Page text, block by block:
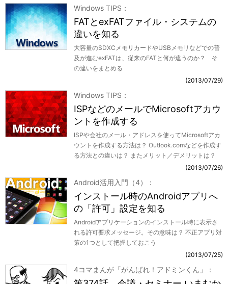
Windows TIPS
FATとexFATファイル・システムの
違いを知る
大容量のSDXCメモリカードやUSBメモリなどでの普
及が進むexFATは、従来のFATと何が違うのか？ そ
の違いをまとめる
2013/07/29
Windows TIPS
ISPなどのメールでMicrosoftアカウ
ントを作成する
ISPや会社のメール・アドレスを使ってMicrosoftアカ
ウントを作成する方法は？ Outlook.comなどを作成す
る方法との違いは？ またメリット／デメリットは？
2013/07/26
Android活用入門（4）
インストール時のAndroidアプリへ
の「許可」設定を知る
Androidアプリケーションのインストール時に表示さ
れる許可要求メッセージ。その意味は？ 不正アプリ対
策の1つとして把握しておこう
2013/07/25
4コマまんが「がんばれ！アドミンくん」